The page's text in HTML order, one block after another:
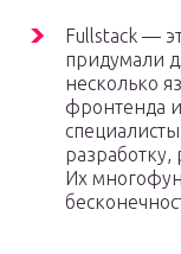
Fullstack —
придумали
несколько
фронтенда
разработку,
Их